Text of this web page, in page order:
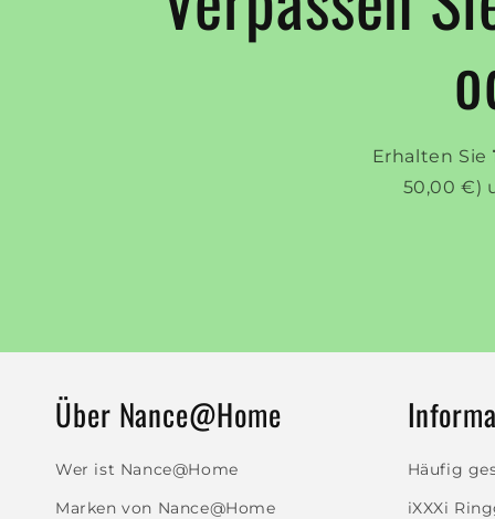
Erhalten Sie
50,00 €)
Über Nance@Home
Wer ist Nance@Home
Marken von Nance@Home
Häufig
iXXXi